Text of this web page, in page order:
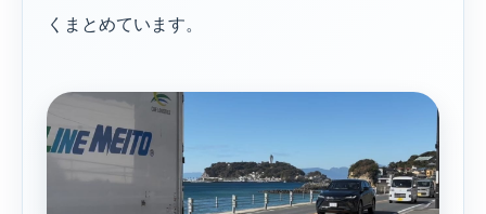
くまとめています。